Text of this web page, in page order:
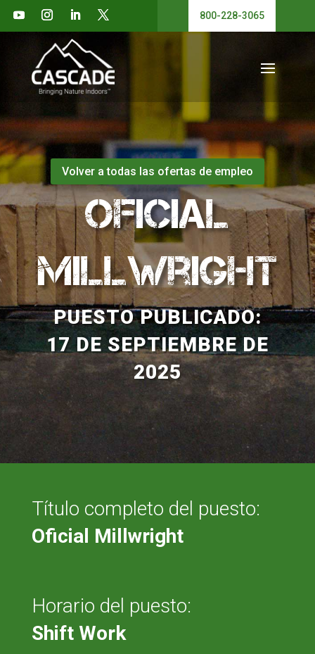
800-228-3065
Volver a todas las ofertas de empleo
Oficial
Millwright
PUESTO PUBLICADO:
17 DE SEPTIEMBRE DE
2025
Título completo del puesto:
Oficial Millwright
Horario del puesto:
Shift Work